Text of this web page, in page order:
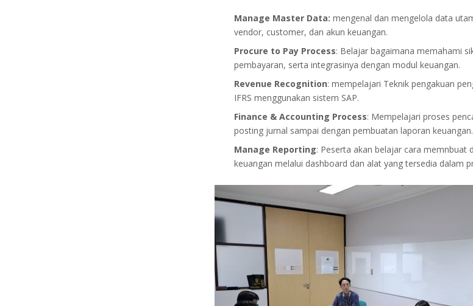
Manage Master Data: mengenal dan mengelola data
vendor, customer, dan akun keuangan.
Procure to Pay Process: Belajar bagaimana memahami
pembayaran, serta integrasinya dengan modul keuangan.
Revenue Recognition: mempelajari Teknik pengakuan
IFRS menggunakan sistem SAP.
Finance & Accounting Process: Mempelajari proses
posting jurnal sampai dengan pembuatan laporan keuangan.
Manage Reporting: Peserta akan belajar cara memnbuat
keuangan melalui dashboard dan alat yang tersedia dalam